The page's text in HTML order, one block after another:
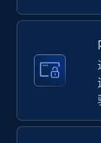
upc numbers
price,
more.